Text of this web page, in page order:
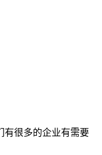
有很多的企业有需要